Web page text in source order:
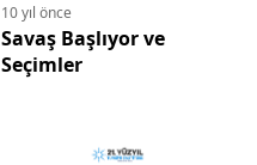
10 yıl önce
Savaş Başlıyor ve
Seçimler